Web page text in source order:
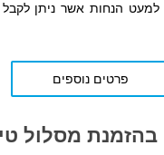
למעט הנחות אשר ניתן
פרטים נוספים
מסלול